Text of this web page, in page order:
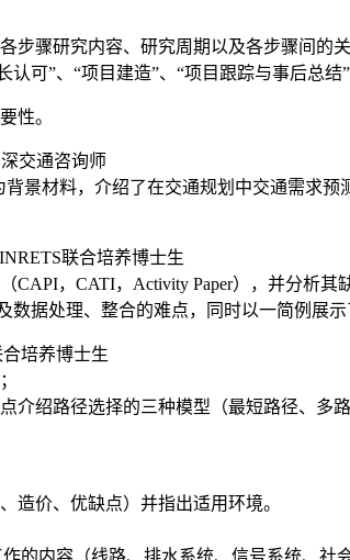
骤研究内容、研究周期以及各步骤间的
可”、“项目建造”、“项目跟踪与事后总结”
性。
交通咨询师
景材料，介绍了在交通规划中交通需求
联合培养博士生
，CATI，Activity Paper），并分析其
数据处理、整合的难点，同时以一简例展示
培养博士生
介绍路径选择的三种模型（最短路径、多
造价、优缺点）并指出适用环境。
的内容（线路、排水系统、信号系统、